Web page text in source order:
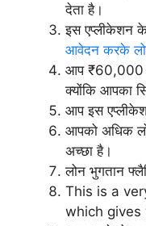
देता है।
इस एप्लीकेशन
आवेदन करके
आप ₹60,000
क्योंकि आपका
आप इस
आपको अधिक
अच्छा है।
लोन भुगतान
This is a
which gives